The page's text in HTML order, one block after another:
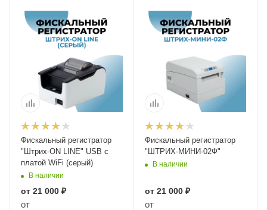
Фискальный регистратор
"Штрих-ON LINE" USB с
платой WiFi (серый)
В наличии
от 21 000 ₽
от
Фискальный регистратор
"ШТРИХ-МИНИ-02Ф"
В наличии
от 21 000 ₽
от